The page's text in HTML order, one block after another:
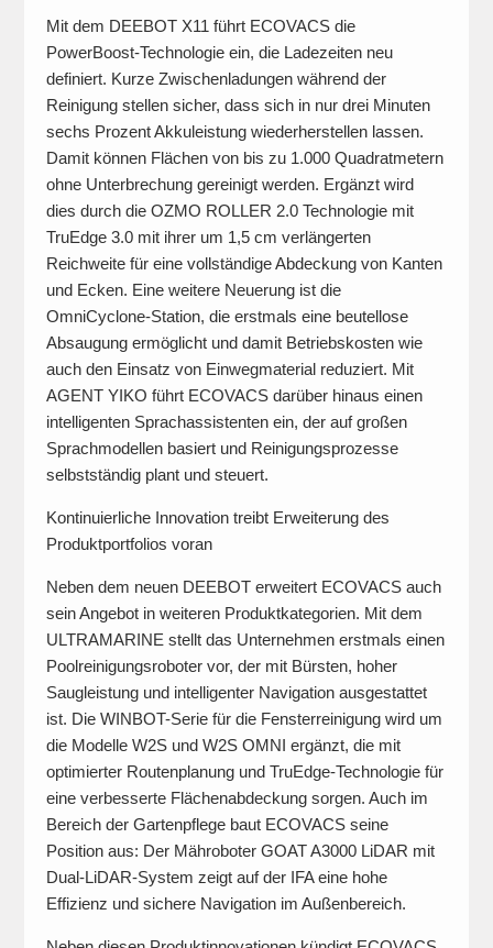
Mit dem DEEBOT X11 führt ECOVACS die
PowerBoost-Technologie ein, die Ladezeiten neu
definiert. Kurze Zwischenladungen während der
Reinigung stellen sicher, dass sich in nur drei Minuten
sechs Prozent Akkuleistung wiederherstellen lassen.
Damit können Flächen von bis zu 1.000 Quadratmetern
ohne Unterbrechung gereinigt werden. Ergänzt wird
dies durch die OZMO ROLLER 2.0 Technologie mit
TruEdge 3.0 mit ihrer um 1,5 cm verlängerten
Reichweite für eine vollständige Abdeckung von Kanten
und Ecken. Eine weitere Neuerung ist die
OmniCyclone-Station, die erstmals eine beutellose
Absaugung ermöglicht und damit Betriebskosten wie
auch den Einsatz von Einwegmaterial reduziert. Mit
AGENT YIKO führt ECOVACS darüber hinaus einen
intelligenten Sprachassistenten ein, der auf großen
Sprachmodellen basiert und Reinigungsprozesse
selbstständig plant und steuert.
Kontinuierliche Innovation treibt Erweiterung des
Produktportfolios voran
Neben dem neuen DEEBOT erweitert ECOVACS auch
sein Angebot in weiteren Produktkategorien. Mit dem
ULTRAMARINE stellt das Unternehmen erstmals einen
Poolreinigungsroboter vor, der mit Bürsten, hoher
Saugleistung und intelligenter Navigation ausgestattet
ist. Die WINBOT-Serie für die Fensterreinigung wird um
die Modelle W2S und W2S OMNI ergänzt, die mit
optimierter Routenplanung und TruEdge-Technologie für
eine verbesserte Flächenabdeckung sorgen. Auch im
Bereich der Gartenpflege baut ECOVACS seine
Position aus: Der Mähroboter GOAT A3000 LiDAR mit
Dual-LiDAR-System zeigt auf der IFA eine hohe
Effizienz und sichere Navigation im Außenbereich.